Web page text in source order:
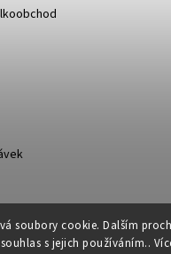
soubory cookie. Dalším
s jejich používáním..